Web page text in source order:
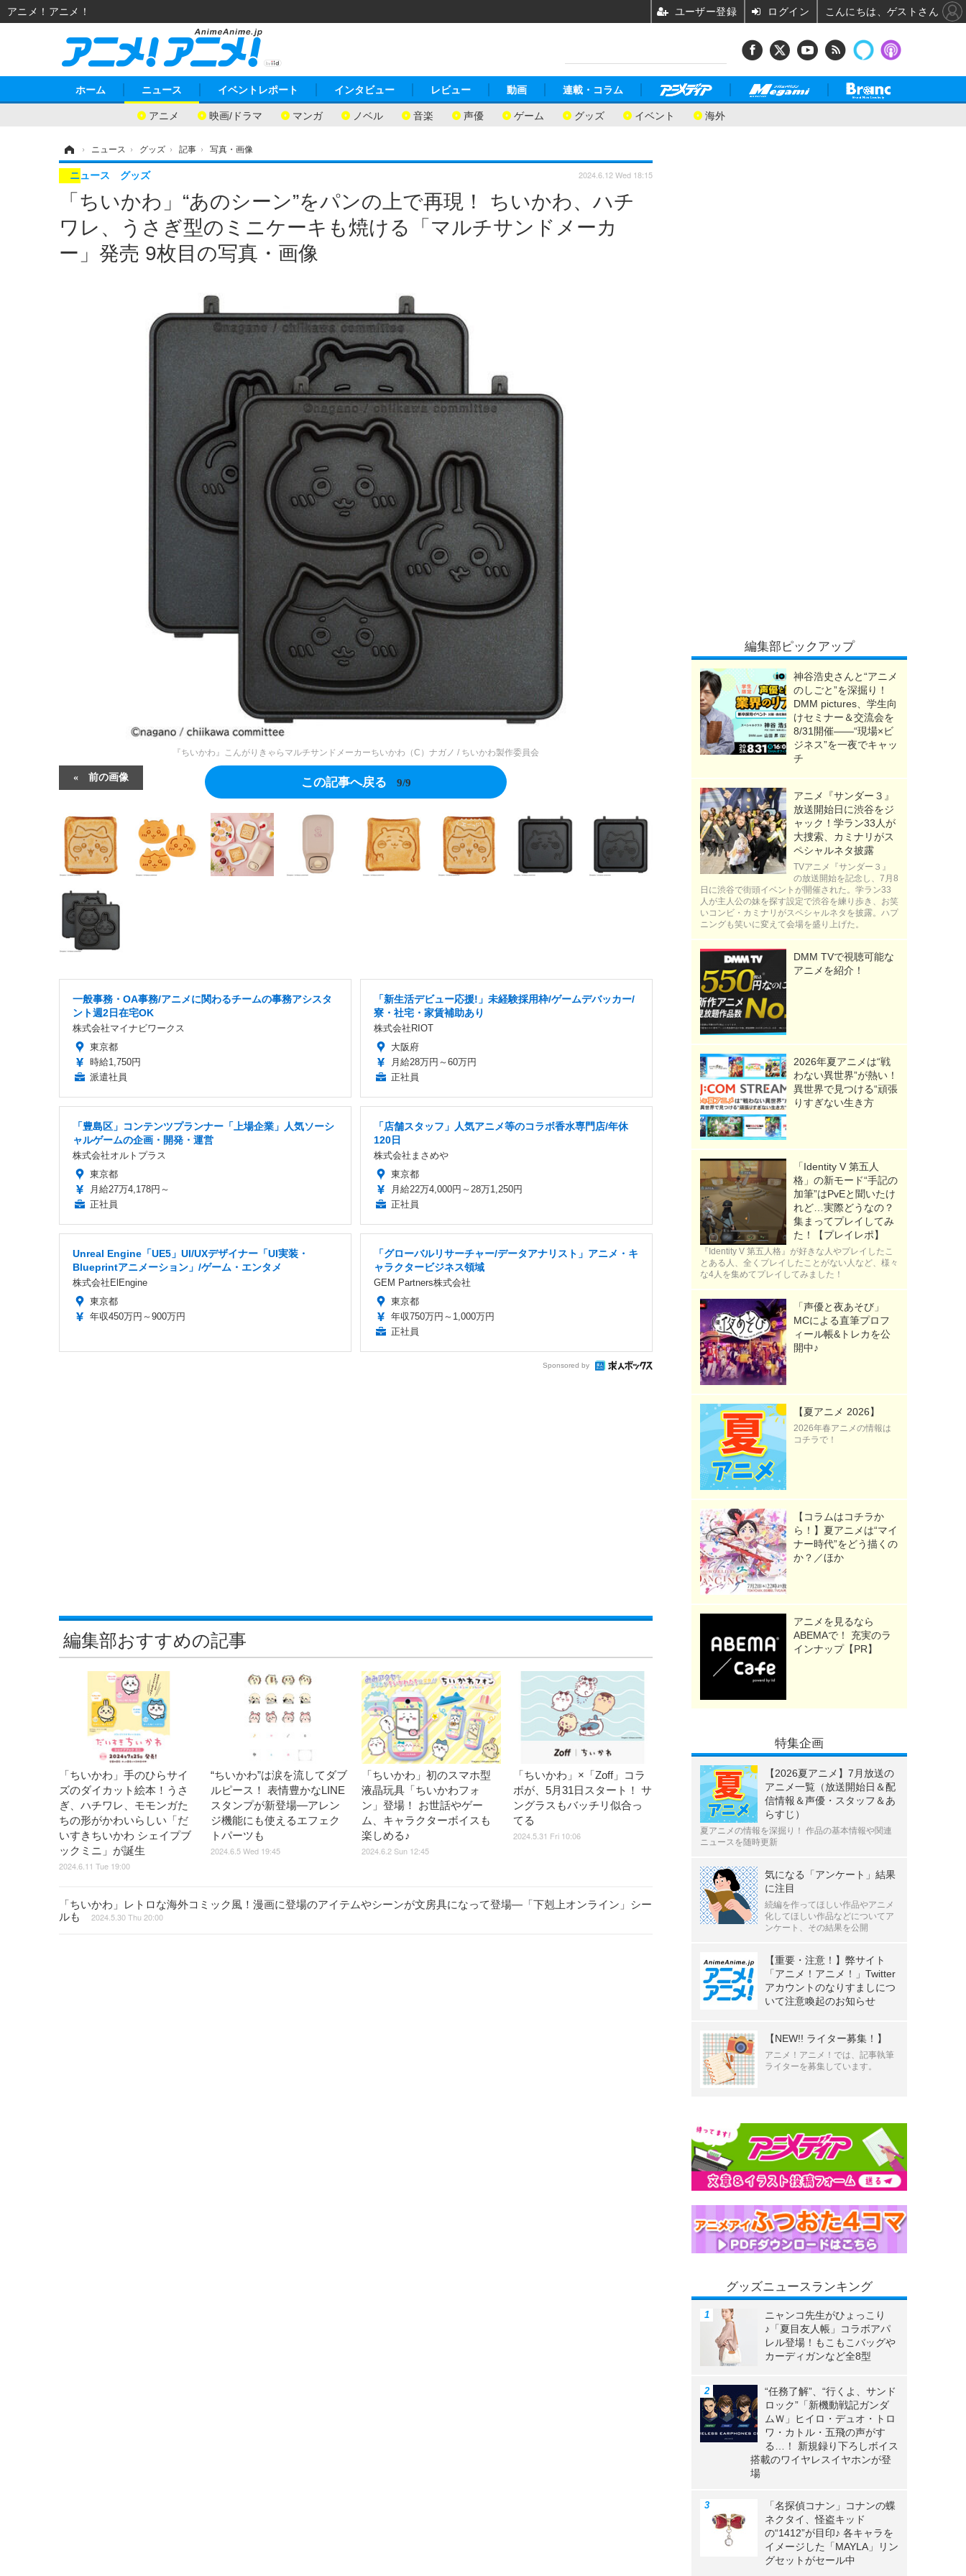
ホーム ニュース
アニメ 映画/ドラマ マンガ ノベル 音楽 声優 ゲーム グッズ イベント 海外
イベントレポート インタビュー レビュー 動画 連載・コラム
› ニュース › グッズ › 記事 › 写真・画像
「ちいかわ」“あのシーン”をパンの上で再現！ ちいかわ、ハチ
ワレ、うさぎ型のミニケーキも焼ける「マルチサンドメーカ
ー」発売 9枚目の写真・画像
ニュース グッズ 2024.6.12 Wed 18:15
『ちいかわ』こんがりきゃらマルチサンドメーカーちいかわ（C）ナガノ / ちいかわ製作委員会
前の画像 この記事へ戻る 9/9
一般事務・OA事務/アニメに関わるチームの事務アシスタ
ント週2日在宅OK
株式会社マイナビワークス
東京都
時給1,750円
派遣社員
「新生活デビュー応援!」未経験採用枠/ゲームデバッカー/
寮・社宅・家賃補助あり
株式会社RIOT
大阪府
月給28万円～60万円
正社員
「豊島区」コンテンツプランナー「上場企業」人気ソーシ
ャルゲームの企画・開発・運営
株式会社オルトプラス
東京都
月給27万4,178円～
正社員
「店舗スタッフ」人気アニメ等のコラボ香水専門店/年休
120日
株式会社まさめや
東京都
月給22万4,000円～28万1,250円
正社員
Unreal Engine「UE5」UI/UXデザイナー「UI実装・
Blueprintアニメーション」/ゲーム・エンタメ
株式会社ElEngine
東京都
年収450万円～900万円
「グローバルリサーチャー/データアナリスト」アニメ・キ
ャラクタービジネス領域
GEM Partners株式会社
東京都
年収750万円～1,000万円
正社員
Sponsored by
編集部おすすめの記事
「ちいかわ」手のひらサイ
ズのダイカット絵本！うさ
ぎ、ハチワレ、モモンガた
ちの形がかわいらしい「だ
いすきちいかわ シェイプブ
ックミニ」が誕生
2024.6.11 Tue 19:00
“ちいかわ”は涙を流してダブ
ルピース！ 表情豊かなLINE
スタンプが新登場―アレン
ジ機能にも使えるエフェク
トパーツも
2024.6.5 Wed 19:45
「ちいかわ」初のスマホ型
液晶玩具「ちいかわフォ
ン」登場！ お世話やゲー
ム、キャラクターボイスも
楽しめる♪
2024.6.2 Sun 12:45
「ちいかわ」×「Zoff」コラ
ボが、5月31日スタート！ サ
ングラスもバッチリ似合っ
てる
2024.5.31 Fri 10:06
「ちいかわ」レトロな海外コミック風！漫画に登場のアイテムやシーンが文房具になって登場―「下剋上オンライン」シー
ルも
2024.5.30 Thu 20:00
編集部ピックアップ
神谷浩史さんと“アニメ
のしごと”を深掘り！
DMM pictures、学生向
けセミナー＆交流会を
8/31開催――“現場×ビ
ジネス”を一夜でキャッ
チ
アニメ『サンダー３』
放送開始日に渋谷をジ
ャック！学ラン33人が
大捜索、カミナリがス
ペシャルネタ披露
TVアニメ『サンダー３』
の放送開始を記念し、7月8
日に渋谷で街頭イベントが開催された。学ラン33
人が主人公の妹を探す設定で渋谷を練り歩き、お笑
いコンビ・カミナリがスペシャルネタを披露。ハプ
ニングも笑いに変えて会場を盛り上げた。
DMM TVで視聴可能な
アニメを紹介！
2026年夏アニメは“戦
わない異世界”が熱い！
異世界で見つける“頑張
りすぎない生き方
「Identity V 第五人
格」の新モード“手記の
加筆”はPvEと聞いたけ
れど…実際どうなの？
集まってプレイしてみ
た！【プレイレポ】
『Identity V 第五人格』が好きな人やプレイしたこ
とある人、全くプレイしたことがない人など、様々
な4人を集めてプレイしてみました！
「声優と夜あそび」
MCによる直筆プロフ
ィール帳&トレカを公
開中♪
【夏アニメ 2026】
2026年春アニメの情報は
コチラで！
【コラムはコチラか
ら！】夏アニメは“マイ
ナー時代”をどう描くの
か？／ほか
アニメを見るなら
ABEMAで！ 充実のラ
インナップ【PR】
特集企画
【2026夏アニメ】7月放送の
アニメ一覧（放送開始日＆配
信情報＆声優・スタッフ＆あ
らすじ）
夏アニメの情報を深掘り！ 作品の基本情報や関連
ニュースを随時更新
気になる「アンケート」結果
に注目
続編を作ってほしい作品やアニメ
化してほしい作品などについてア
ンケート、その結果を公開
【重要・注意！】弊サイト
「アニメ！アニメ！」Twitter
アカウントのなりすましにつ
いて注意喚起のお知らせ
【NEW!! ライター募集！】
アニメ！アニメ！では、記事執筆
ライターを募集しています。
グッズニュースランキング
ニャンコ先生がひょっこり
♪「夏目友人帳」コラボアパ
レル登場！もこもこバッグや
カーディガンなど全8型
“任務了解”、“行くよ、サンド
ロック”「新機動戦記ガンダ
ムＷ」ヒイロ・デュオ・トロ
ワ・カトル・五飛の声がす
る…！ 新規録り下ろしボイス
搭載のワイヤレスイヤホンが登
場
「名探偵コナン」コナンの蝶
ネクタイ、怪盗キッド
の“1412”が目印♪ 各キャラを
イメージした「MAYLA」リン
グセットがセール中
アニメ！アニメ！ ユーザー登録 ログイン こんにちは、ゲストさん